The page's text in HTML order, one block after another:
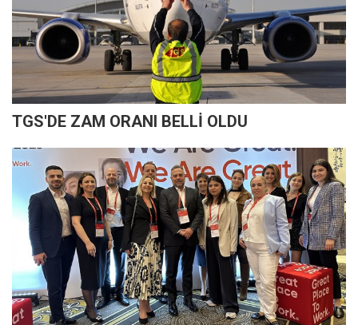
TGS'DE ZAM ORANI BELLİ OLDU